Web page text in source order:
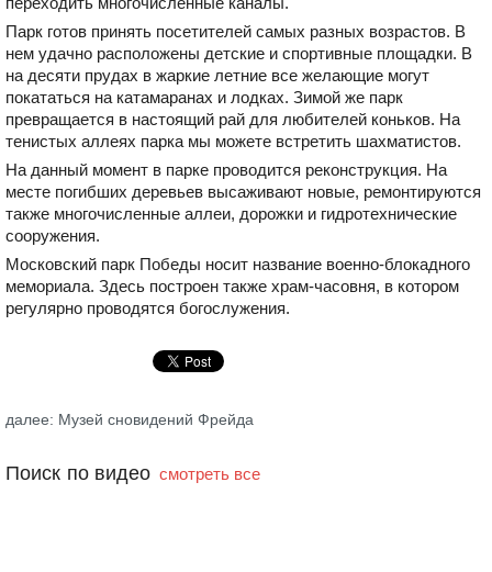
Парк готов принять посетителей самых разных возрастов. В
нем удачно расположены детские и спортивные площадки. В
на десяти прудах в жаркие летние все желающие могут
покататься на катамаранах и лодках. Зимой же парк
превращается в настоящий рай для любителей коньков. На
тенистых аллеях парка мы можете встретить шахматистов.
На данный момент в парке проводится реконструкция. На
месте погибших деревьев высаживают новые, ремонтируются
также многочисленные аллеи, дорожки и гидротехнические
сооружения.
Московский парк Победы носит название военно-блокадного
мемориала. Здесь построен также храм-часовня, в котором
регулярно проводятся богослужения.
далее: Музей сновидений Фрейда
Поиск по видео смотреть все